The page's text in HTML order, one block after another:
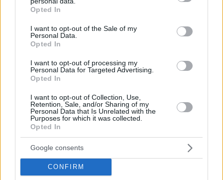
grant or deny consent to Google and its third-party tags to
use your data for below specified purposes in below Google
consent section.
Opted In
I want to opt-out of the Sale of my
Personal Data.
Opted In
I want to opt-out of processing my
Personal Data for Targeted Advertising.
Opted In
I want to opt-out of Collection, Use,
Retention, Sale, and/or Sharing of my
Personal Data that Is Unrelated with the
Purposes for which it was collected.
Opted In
Google consents
CONFIRM